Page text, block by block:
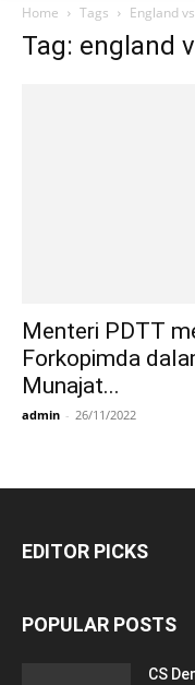
Home Tags England
Tag: england
Menteri PDTT
Forkopimda
Munajat...
admin - 26/11/2022
EDITOR PICKS
POPULAR POSTS
CS